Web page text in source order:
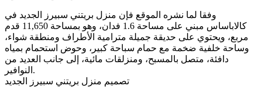
وفقا لما نشره الموقع فإن منزل بريتني سبيرز الجديد في
كالاباساس مبني على مساحة 1.6 فدان، وهو بمساحة 11,650 قدم
مربع، ويحتوي على حديقة جميلة مترامية الأطراف ومنطقة شواء،
وساحة خلفية ضخمة مع حمام سباحة كبير، وحوض استحمام بمياه
دافئة، متصل بالمسبح، ومنزلقات مائية، إلى جانب العديد من
النوافير.
تصميم منزل بريتني سبيرز الجديد